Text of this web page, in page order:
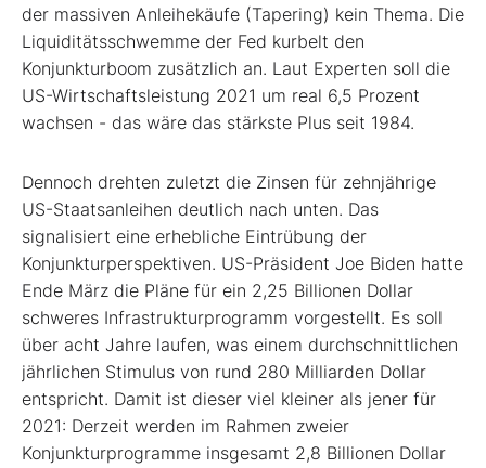
der massiven Anleihekäufe (Tapering) kein Thema. Die
Liquiditätsschwemme der Fed kurbelt den
Konjunkturboom zusätzlich an. Laut Experten soll die
US-Wirtschaftsleistung 2021 um real 6,5 Prozent
wachsen - das wäre das stärkste Plus seit 1984.
Dennoch drehten zuletzt die Zinsen für zehnjährige
US-Staatsanleihen deutlich nach unten. Das
signalisiert eine erhebliche Eintrübung der
Konjunkturperspektiven. US-Präsident Joe Biden hatte
Ende März die Pläne für ein 2,25 Billionen Dollar
schweres Infrastrukturprogramm vorgestellt. Es soll
über acht Jahre laufen, was einem durchschnittlichen
jährlichen Stimulus von rund 280 Milliarden Dollar
entspricht. Damit ist dieser viel kleiner als jener für
2021: Derzeit werden im Rahmen zweier
Konjunkturprogramme insgesamt 2,8 Billionen Dollar